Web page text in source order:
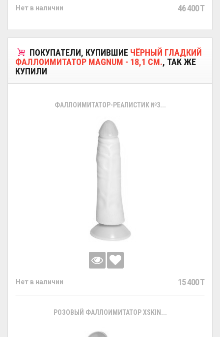
Нет в наличии 46 400 T
ПОКУПАТЕЛИ, КУПИВШИЕ ЧЁРНЫЙ ГЛАДКИЙ
ФАЛЛОИМИТАТОР MAGNUM - 18,1 СМ., ТАК ЖЕ
КУПИЛИ
ФАЛЛОИМИТАТОР-РЕАЛИСТИК №3...
Нет в наличии 15 400 T
РОЗОВЫЙ ФАЛЛОИМИТАТОР XSKIN...